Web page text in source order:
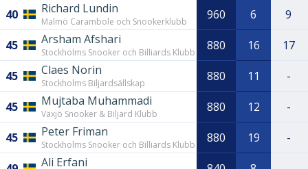
40 Richard Lundin
Malmö Carambole och Snookerklubb 960 6 9
45 Arsham Afshari
Stockholms Snooker och Billiards Klubb 880 16 17
45 Claes Norin
Stockholms Biljardsällskap 880 11 -
45 Mujtaba Muhammadi
Växjö Snooker & Biljard Klubb 880 12 -
45 Peter Friman
Stockholms Snooker och Billiards Klubb 880 19 -
Ali Erfani